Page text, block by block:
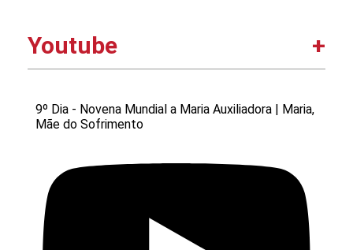
Youtube
9º Dia - Novena Mundial a Maria Auxiliadora | Maria,
Mãe do Sofrimento